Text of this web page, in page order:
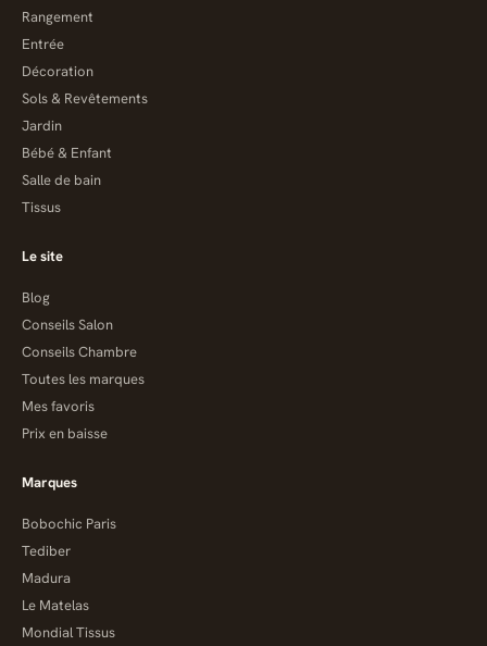
Rangement
Entrée
Décoration
Sols & Revêtements
Jardin
Bébé & Enfant
Salle de bain
Tissus
Le site
Blog
Conseils Salon
Conseils Chambre
Toutes les marques
Mes favoris
Prix en baisse
Marques
Bobochic Paris
Tediber
Madura
Le Matelas
Mondial Tissus